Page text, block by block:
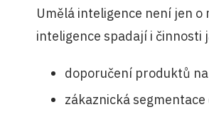
Umělá inteligence není jen o
inteligence spadají i činnosti
doporučení produktů
zákaznická